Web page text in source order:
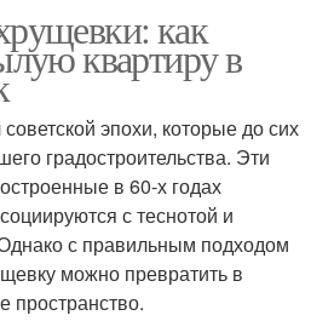
как
квартиру в
эпохи, которые до сих
градостроительства. Эти
в 60-х годах
с теснотой и
с правильным подходом
можно превратить в
пространство.